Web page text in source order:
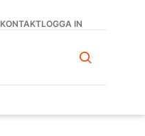
KONTAKTLOGGA IN